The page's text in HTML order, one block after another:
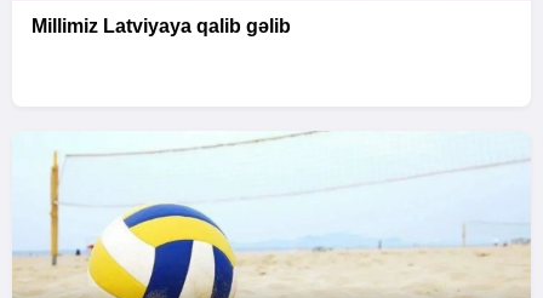
Millimiz Latviyaya qalib gəlib